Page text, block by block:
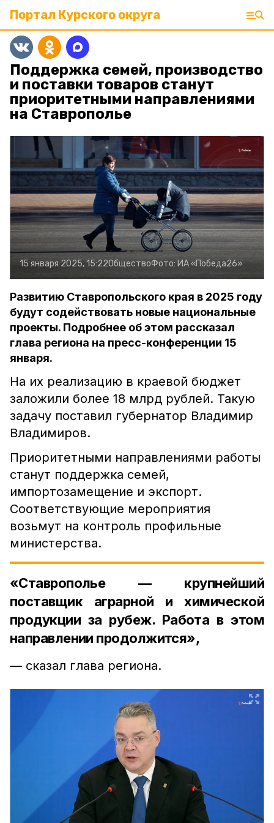
Портал Курского округа
Поддержка семей, производство
и поставки товаров станут
приоритетными направлениями
на Ставрополье
15 января 2025, 15:22ОбществоФото: ИА «Победа26»
Развитию Ставропольского края в 2025 году
будут содействовать новые национальные
проекты. Подробнее об этом рассказал
глава региона на пресс-конференции 15
января.
На их реализацию в краевой бюджет
заложили более 18 млрд рублей. Такую
задачу поставил губернатор Владимир
Владимиров.
Приоритетными направлениями работы
станут поддержка семей,
импортозамещение и экспорт.
Соответствующие мероприятия
возьмут на контроль профильные
министерства.
«Ставрополье — крупнейший
поставщик аграрной и химической
продукции за рубеж. Работа в этом
направлении продолжится»,
— сказал глава региона.